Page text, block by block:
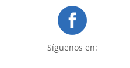
Síguenos en: